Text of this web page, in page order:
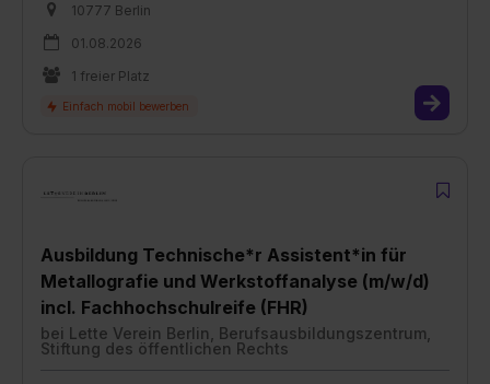
10777 Berlin
01.08.2026
1 freier Platz
Ausbildung Technische*r Assistent*in für
Metallografie und Werkstoffanalyse (m/w/d)
incl. Fachhochschulreife (FHR)
bei Lette Verein Berlin, Berufsausbildungszentrum,
Stiftung des öffentlichen Rechts